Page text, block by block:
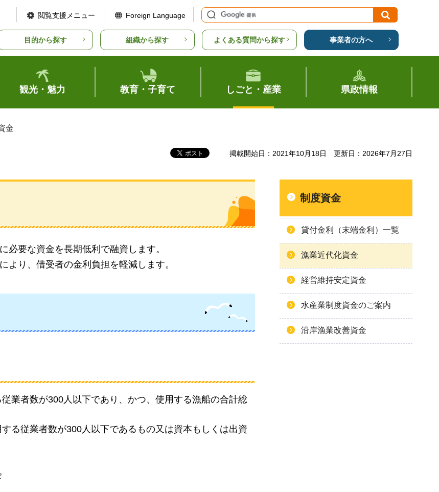
閲覧支援メニュー Foreign Language
目的から探す 組織から探す よくある質問から探す 事業者の方へ
観光・魅力 教育・子育て しごと・産業 県政情報
金
掲載開始日：2021年10月18日 更新日：2026年7月27日
必要な資金を長期低利で融資します。
より、借受者の金利負担を軽減します。
業者数が300人以下であり、かつ、使用する漁船の合計総
る従業者数が300人以下であるもの又は資本もしくは出資
制度資金
貸付金利（末端金利）一覧
漁業近代化資金
経営維持安定資金
水産業制度資金のご案内
沿岸漁業改善資金